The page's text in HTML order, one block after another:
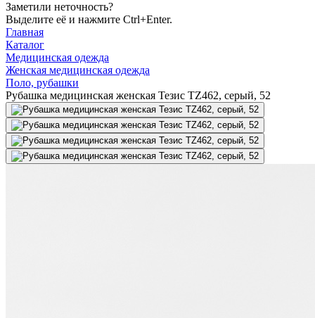
Заметили неточность?
Выделите её и нажмите Ctrl+Enter.
Главная
Каталог
Медицинская одежда
Женская медицинская одежда
Поло, рубашки
Рубашка медицинская женская Тезис TZ462, серый, 52